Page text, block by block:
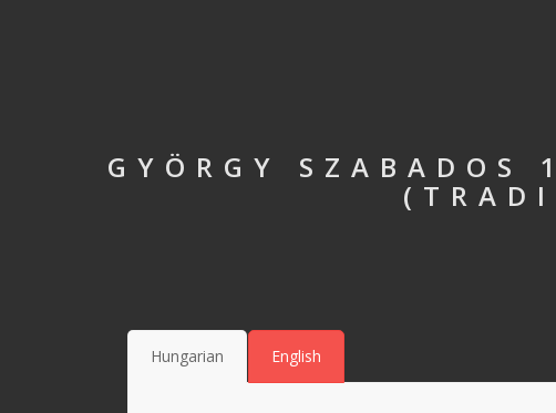
GYÖRGY SZABADOS
Hungarian English